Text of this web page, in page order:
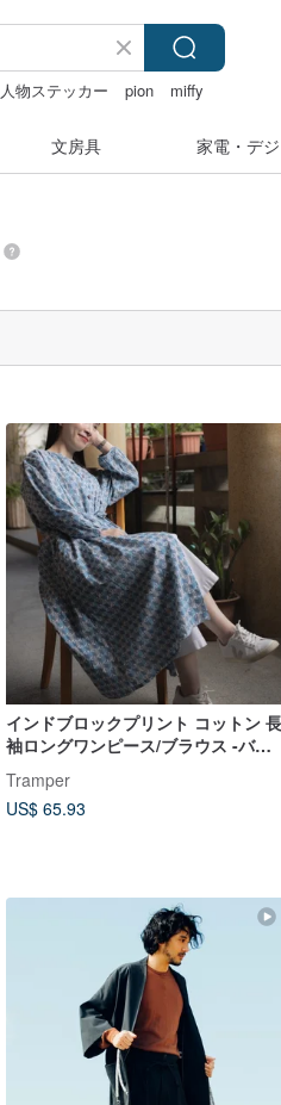
人物ステッカー pion
miffy
文房具 家電・デ
インドブロックプリント コットン 長
袖ロングワンピース/ブラウス -バサ
Tramper
US$ 65.93